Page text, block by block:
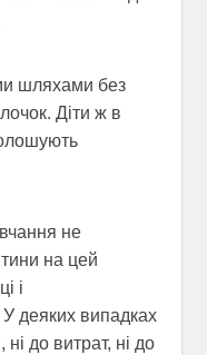
шляхами без
Діти ж в
не
на цей
і
У деяких випадках
ні до витрат, ні до